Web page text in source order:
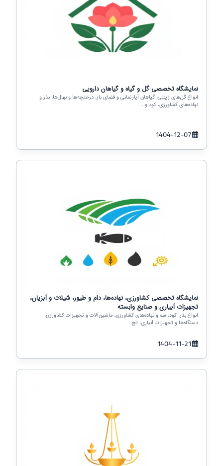
نمایشگاه تخصصی گل و گیاه و گیاهان دارویی
انواع گل‌های زینتی، گیاهان آپارتمانی و فضای باز، درختچه‌ها و نهال‌ها، بذر و
نهاده‌های کشاورزی، کود و...
1404-12-07
نمایشگاه تخصصی کشاورزی، نهاده‌ها، دام و طیور، شیلات و آبزیان،
تجهیزات آبیاری و صنایع وابسته
انواع بذر، کود، سم و نهاده‌های کشاورزی، ماشین‌آلات و تجهیزات کشاورزی،
دستگاه‌ها و تجهیزات آبیاری، تج...